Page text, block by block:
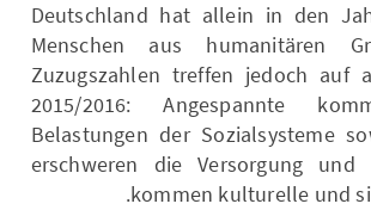
Deutschland hat allein in den
Menschen aus humanitären
Zuzugszahlen treffen jedoch auf
2015/2016: Angespannte
Belastungen der Sozialsysteme
erschweren die Versorgung
kommen kulturelle und